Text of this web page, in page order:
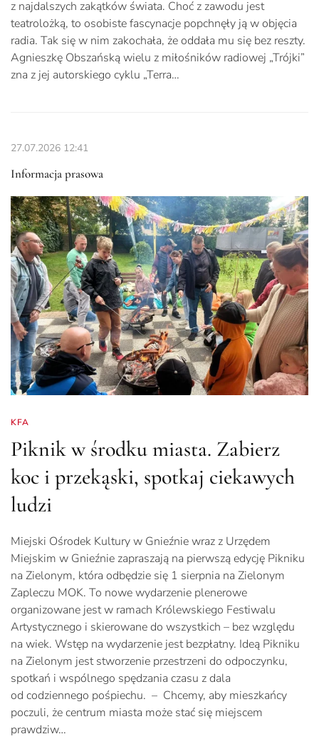
z najdalszych zakątków świata. Choć z zawodu jest
teatrolożką, to osobiste fascynacje popchnęły ją w objęcia
radia. Tak się w nim zakochała, że oddała mu się bez reszty.
Agnieszkę Obszańską wielu z miłośników radiowej „Trójki”
zna z jej autorskiego cyklu „Terra…
27.07.2026 12:41
Informacja prasowa
KFA
Piknik w środku miasta. Zabierz
koc i przekąski, spotkaj ciekawych
ludzi
Miejski Ośrodek Kultury w Gnieźnie wraz z Urzędem
Miejskim w Gnieźnie zapraszają na pierwszą edycję Pikniku
na Zielonym, która odbędzie się 1 sierpnia na Zielonym
Zapleczu MOK. To nowe wydarzenie plenerowe
organizowane jest w ramach Królewskiego Festiwalu
Artystycznego i skierowane do wszystkich – bez względu
na wiek. Wstęp na wydarzenie jest bezpłatny. Ideą Pikniku
na Zielonym jest stworzenie przestrzeni do odpoczynku,
spotkań i wspólnego spędzania czasu z dala
od codziennego pośpiechu. – Chcemy, aby mieszkańcy
poczuli, że centrum miasta może stać się miejscem
prawdziw…